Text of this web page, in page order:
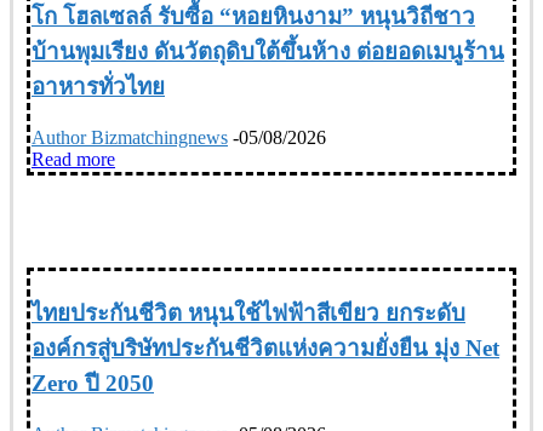
โก โฮลเซลล์ รับซื้อ “หอยหินงาม” หนุนวิถีชาว
บ้านพุมเรียง ดันวัตถุดิบใต้ขึ้นห้าง ต่อยอดเมนูร้าน
อาหารทั่วไทย
Author Bizmatchingnews -05/08/2026
Read more
ไทยประกันชีวิต หนุนใช้ไฟฟ้าสีเขียว ยกระดับ
องค์กรสู่บริษัทประกันชีวิตแห่งความยั่งยืน มุ่ง Net
Zero ปี 2050